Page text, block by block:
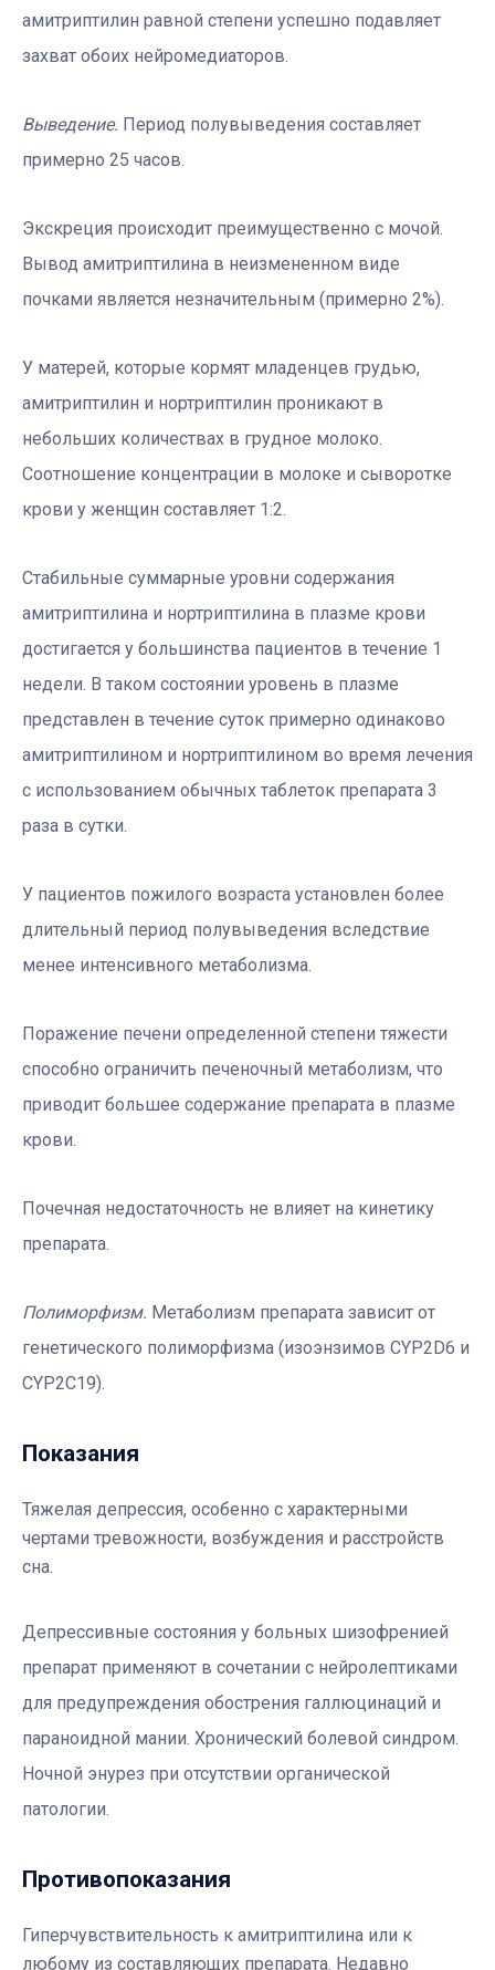
амитриптилин равной степени успешно подавляет
захват обоих нейромедиаторов.
Выведение. Период полувыведения составляет
примерно 25 часов.
Экскреция происходит преимущественно с мочой.
Вывод амитриптилина в неизмененном виде
почками является незначительным (примерно 2%).
У матерей, которые кормят младенцев грудью,
амитриптилин и нортриптилин проникают в
небольших количествах в грудное молоко.
Соотношение концентрации в молоке и сыворотке
крови у женщин составляет 1:2.
Стабильные суммарные уровни содержания
амитриптилина и нортриптилина в плазме крови
достигается у большинства пациентов в течение 1
недели. В таком состоянии уровень в плазме
представлен в течение суток примерно одинаково
амитриптилином и нортриптилином во время лечения
с использованием обычных таблеток препарата 3
раза в сутки.
У пациентов пожилого возраста установлен более
длительный период полувыведения вследствие
менее интенсивного метаболизма.
Поражение печени определенной степени тяжести
способно ограничить печеночный метаболизм, что
приводит большее содержание препарата в плазме
крови.
Почечная недостаточность не влияет на кинетику
препарата.
Полиморфизм. Метаболизм препарата зависит от
генетического полиморфизма (изоэнзимов CYP2D6 и
CYP2C19).
Показания
Тяжелая депрессия, особенно с характерными
чертами тревожности, возбуждения и расстройств
сна.
Депрессивные состояния у больных шизофренией
препарат применяют в сочетании с нейролептиками
для предупреждения обострения галлюцинаций и
параноидной мании. Хронический болевой синдром.
Ночной энурез при отсутствии органической
патологии.
Противопоказания
Гиперчувствительность к амитриптилина или к
любому из составляющих препарата. Недавно